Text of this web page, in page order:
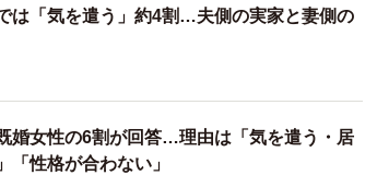
は「気を遣う」約4割…夫側の実家と妻側の
婚女性の6割が回答…理由は「気を遣う・居
「性格が合わない」